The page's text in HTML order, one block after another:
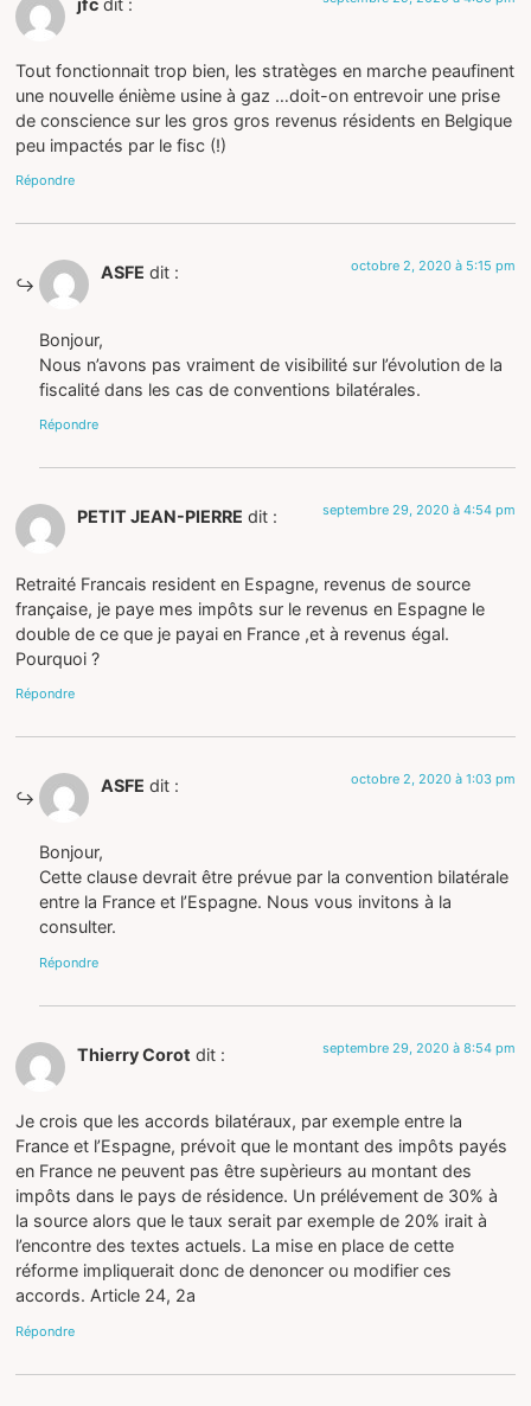
Tout fonctionnait trop bien, les stratèges en marche peaufinent
une nouvelle énième usine à gaz …doit-on entrevoir une prise
de conscience sur les gros gros revenus résidents en Belgique
peu impactés par le fisc (!)
Répondre
ASFE dit : octobre 2, 2020 à 5:15 pm
Bonjour,
Nous n’avons pas vraiment de visibilité sur l’évolution de la
fiscalité dans les cas de conventions bilatérales.
Répondre
PETIT JEAN-PIERRE dit : septembre 29, 2020 à 4:54 pm
Retraité Francais resident en Espagne, revenus de source
française, je paye mes impôts sur le revenus en Espagne le
double de ce que je payai en France ,et à revenus égal.
Pourquoi ?
Répondre
ASFE dit : octobre 2, 2020 à 1:03 pm
Bonjour,
Cette clause devrait être prévue par la convention bilatérale
entre la France et l’Espagne. Nous vous invitons à la
consulter.
Répondre
Thierry Corot dit : septembre 29, 2020 à 8:54 pm
Je crois que les accords bilatéraux, par exemple entre la
France et l’Espagne, prévoit que le montant des impôts payés
en France ne peuvent pas être supèrieurs au montant des
impôts dans le pays de résidence. Un prélévement de 30% à
la source alors que le taux serait par exemple de 20% irait à
l’encontre des textes actuels. La mise en place de cette
réforme impliquerait donc de denoncer ou modifier ces
accords. Article 24, 2a
Répondre